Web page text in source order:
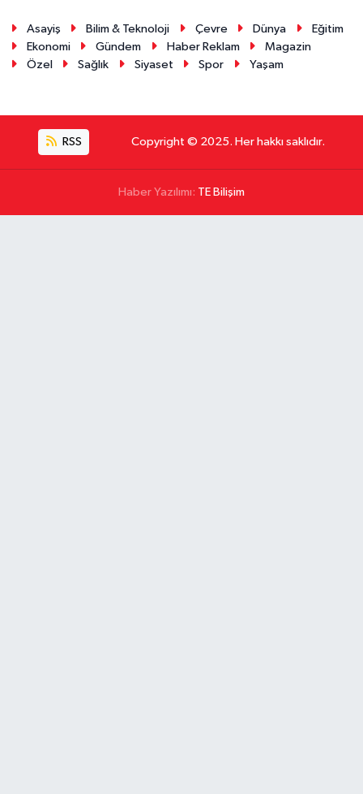
Asayiş Bilim & Teknoloji Çevre Dünya
Eğitim
Ekonomi
Gündem Haber Reklam
Magazin
Özel
Sağlık Siyaset Spor Yaşam
RSS Copyright © 2025. Her hakkı saklıdır.
Haber Yazılımı: TE Bilişim